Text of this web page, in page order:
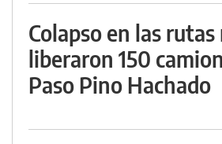
Colapso en las
liberaron 150
Paso Pino Hachado